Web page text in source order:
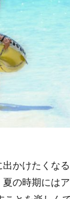
かけたくな
の時期には